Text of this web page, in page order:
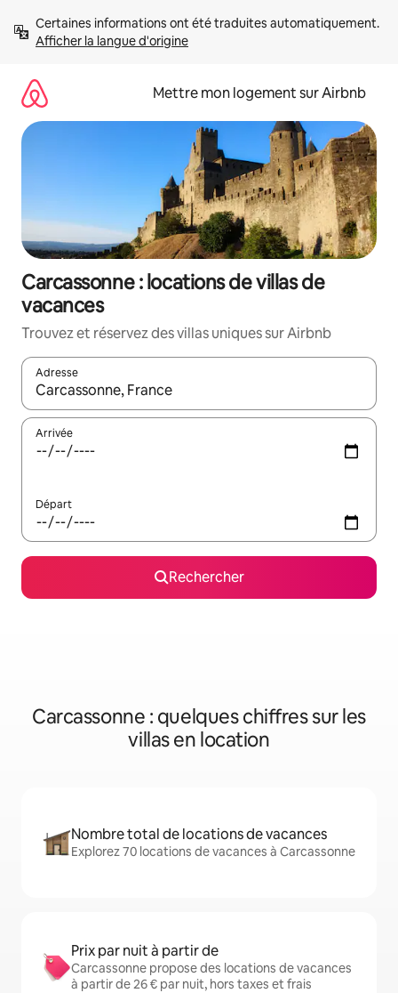
directement
Afficher la langue d'origine
Mettre mon logement sur Airbnb
Carcassonne : locations de villas de
vacances
Trouvez et réservez des villas uniques sur Airbnb
Adresse
Lorsque les résultats s'affichent, utilisez les flèches vers le
Arrivée
Départ
Rechercher
Carcassonne : quelques chiffres sur les
villas en location
Nombre total de locations de vacances
Explorez 70 locations de vacances à Carcassonne
Prix par nuit à partir de
Carcassonne propose des locations de vacances
à partir de 26 € par nuit, hors taxes et frais